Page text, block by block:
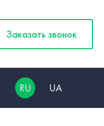
Заказать звонок